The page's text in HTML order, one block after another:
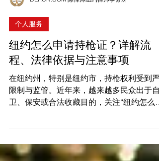
DERUN.COM 陈律师纽约律师事务所
纽约怎么申请持枪证？详解流
程、法律依据与注意事项
卫、保安或合法收藏目的，关注“纽约怎么申